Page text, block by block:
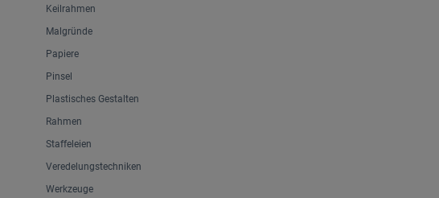
Keilrahmen
Malgründe
Papiere
Pinsel
Plastisches Gestalten
Rahmen
Staffeleien
Veredelungstechniken
Werkzeuge